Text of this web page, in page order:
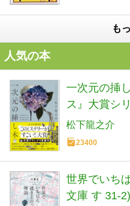
も
人気の本
一次元の挿
ス』大賞シ
松下龍之介
23400
世界でいち
文庫 す 31-2)